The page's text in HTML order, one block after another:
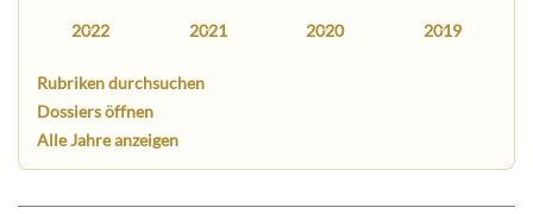
2022 2021 2020 2019
Rubriken durchsuchen
Dossiers öffnen
Alle Jahre anzeigen